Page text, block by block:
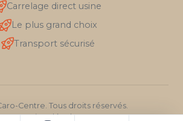
Carrelage direct usine
Le plus grand choix
Transport sécurisé
Centre. Tous droits réservés.
Mentions légales